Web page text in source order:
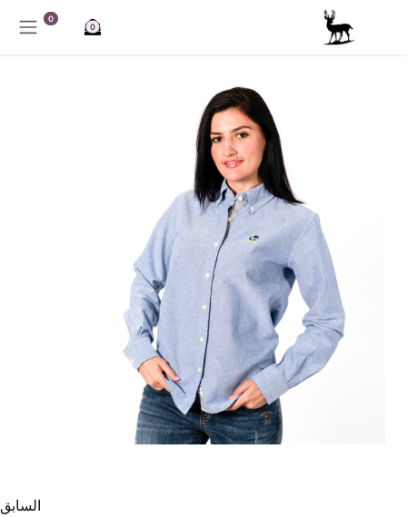
تخطي للذهاب إلى المحتوى
0
0
السابق